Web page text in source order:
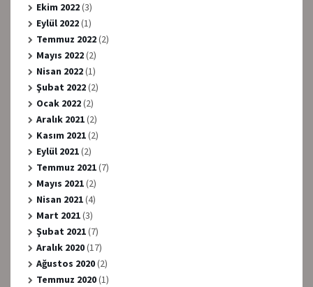
Ekim 2022(3)
Eylül 2022(1)
Temmuz 2022(2)
Mayıs 2022(2)
Nisan 2022(1)
Şubat 2022(2)
Ocak 2022(2)
Aralık 2021(2)
Kasım 2021(2)
Eylül 2021(2)
Temmuz 2021(7)
Mayıs 2021(2)
Nisan 2021(4)
Mart 2021(3)
Şubat 2021(7)
Aralık 2020(17)
Ağustos 2020(2)
Temmuz 2020(1)